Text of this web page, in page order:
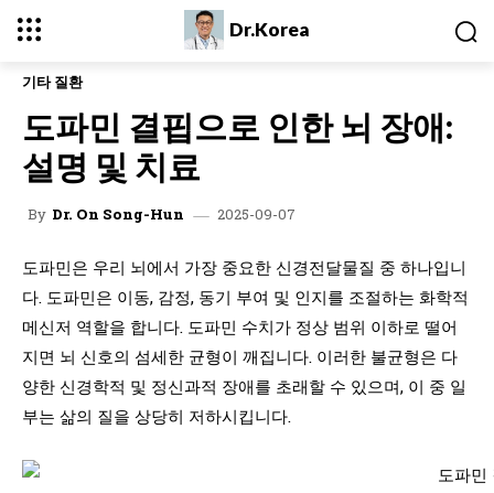
Dr.Korea
기타 질환
도파민 결핍으로 인한 뇌 장애:
설명 및 치료
By Dr. On Song-Hun 2025-09-07
도파민은 우리 뇌에서 가장 중요한 신경전달물질 중 하나입니
다. 도파민은 이동, 감정, 동기 부여 및 인지를 조절하는 화학적
메신저 역할을 합니다. 도파민 수치가 정상 범위 이하로 떨어
지면 뇌 신호의 섬세한 균형이 깨집니다. 이러한 불균형은 다
양한 신경학적 및 정신과적 장애를 초래할 수 있으며, 이 중 일
부는 삶의 질을 상당히 저하시킵니다.